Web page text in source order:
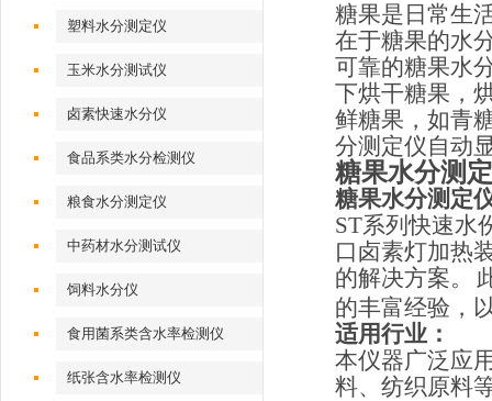
塑料水分测定仪
玉米水分测试仪
卤素快速水分仪
食品系类水分检测仪
粮食水分测定仪
中药材水分测试仪
饲料水分仪
食用菌系类含水率检测仪
纸张含水率检测仪
糖果是日常生
在于糖果的水
可靠的糖果水
下烘干糖果，
鲜糖果，如青
分测定仪自动
糖果水分测
糖果水分测定
ST系列快速水
口卤素灯加热
的解决方案。
的丰富经验，
适用行业：
本仪器广泛应
料、纺织原料